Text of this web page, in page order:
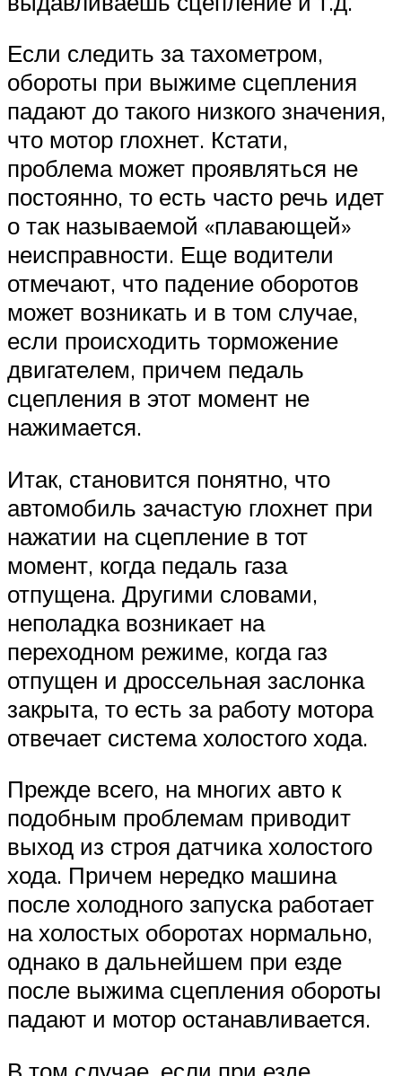
Если следить за тахометром,
обороты при выжиме сцепления
падают до такого низкого значения,
что мотор глохнет. Кстати,
проблема может проявляться не
постоянно, то есть часто речь идет
о так называемой «плавающей»
неисправности. Еще водители
отмечают, что падение оборотов
может возникать и в том случае,
если происходить торможение
двигателем, причем педаль
сцепления в этот момент не
нажимается.
Итак, становится понятно, что
автомобиль зачастую глохнет при
нажатии на сцепление в тот
момент, когда педаль газа
отпущена. Другими словами,
неполадка возникает на
переходном режиме, когда газ
отпущен и дроссельная заслонка
закрыта, то есть за работу мотора
отвечает система холостого хода.
Прежде всего, на многих авто к
подобным проблемам приводит
выход из строя датчика холостого
хода. Причем нередко машина
после холодного запуска работает
на холостых оборотах нормально,
однако в дальнейшем при езде
после выжима сцепления обороты
падают и мотор останавливается.